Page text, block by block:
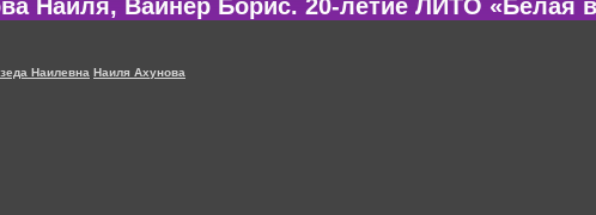
Наиля, Вайнер Борис. 20-летие ЛИТО «Белая
Наилевна Наиля Ахунова